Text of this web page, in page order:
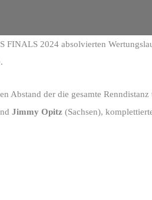
FINALS 2024 absolvierten
Abstand der die gesamte
Jimmy Opitz (Sachsen),